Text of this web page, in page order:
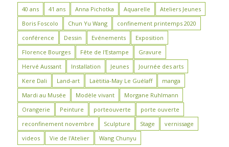
40 ans 41 ans Anna Pichotka Aquarelle
Ateliers Jeunes
Boris Foscolo
Chun Yu Wang
confinement printemps 2020
conférence
Dessin Evénements
Exposition
Florence Bourges
Fête de l'Estampe
Gravure
Hervé Aussant
Installation Jeunes
Journée des arts
Kere Dali
Land-art Laëtitia-May Le Guélaff
manga
Mardi au Musée
Modèle vivant
Morgane Ruhlmann
Orangerie
Peinture porteouverte
porte ouverte
reconfinement novembre
Sculpture Stage
vernissage
videos
Vie de l'Atelier Wang Chunyu